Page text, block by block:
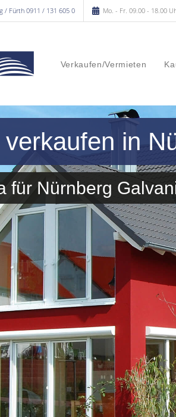
/ Fürth 0911 / 131 605 0 Mo. - Fr. 09.00 - 18.00
Verkaufen/Vermieten
in
für Nürnberg